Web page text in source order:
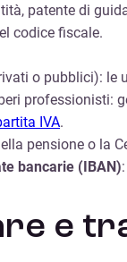
patente di
codice fiscale.
o pubblici): le
professionisti:
IVA.
pensione o la
bancarie (IBAN)
e